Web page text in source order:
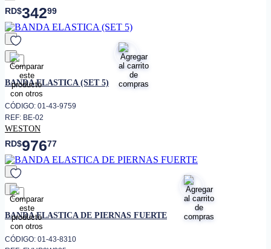
RD$34299
favorito
BANDA ELASTICA (SET 5)
CÓDIGO: 01-43-9759
REF: BE-02
WESTON
RD$97677
favorito
BANDA ELASTICA DE PIERNAS FUERTE
CÓDIGO: 01-43-8310